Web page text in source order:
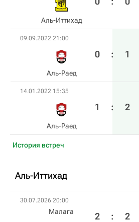
Аль-Иттихад
09.09.2022 21:00
Аль-Раед
0 : 1
14.01.2022 15:35
Аль-Раед
1 : 2
История встреч
Аль-Иттихад
30.07.2026 20:00
Малага 2 : 2